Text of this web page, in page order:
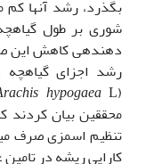
شوری بر طول
دهنده­ی کاهش این
رشد اجزای گیاه­چه
(
hypogaea
محققین بیان
تنظیم اسمزی صرف
کارایی ریشه در